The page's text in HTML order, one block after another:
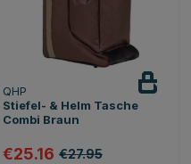
QHP
Stiefel- & Helm Tasche
Combi Braun
€25.16 €27.95